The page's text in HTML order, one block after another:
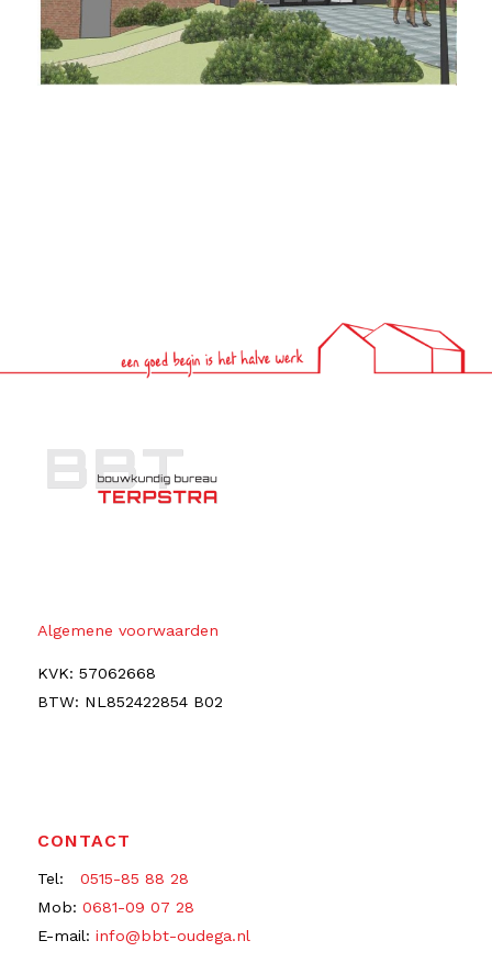
Algemene voorwaarden
KVK: 57062668
BTW: NL852422854 B02
CONTACT
Tel: 0515-85 88 28
Mob: 0681-09 07 28
E-mail: info@bbt-oudega.nl